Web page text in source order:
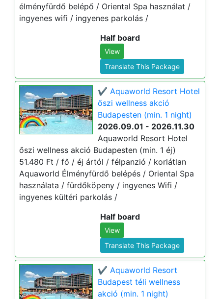
élményfürdő belépő / Oriental Spa használat /
ingyenes wifi / ingyenes parkolás /
Half board
View
Translate This Package
✔️ Aquaworld Resort Hotel
őszi wellness akció
Budapesten (min. 1 night)
2026.09.01 - 2026.11.30
Aquaworld Resort Hotel
őszi wellness akció Budapesten (min. 1 éj)
51.480 Ft / fő / éj ártól / félpanzió / korlátlan
Aquaworld Élményfürdő belépés / Oriental Spa
használata / fürdőköpeny / ingyenes Wifi /
ingyenes kültéri parkolás /
Half board
View
Translate This Package
✔️ Aquaworld Resort
Budapest téli wellness
akció (min. 1 night)